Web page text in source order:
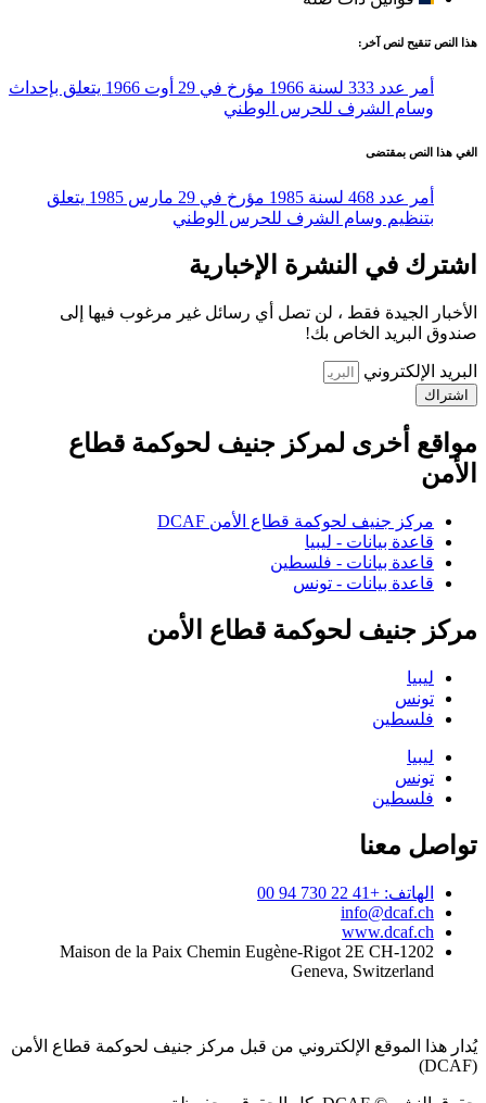
هذا النص تنقيح لنص آخر:
أمر عدد 333 لسنة 1966 مؤرخ في 29 أوت 1966 يتعلق بإحداث
وسام الشرف للحرس الوطني
الغي هذا النص بمقتضى
أمر عدد 468 لسنة 1985 مؤرخ في 29 مارس 1985 يتعلق
بتنظيم وسام الشرف للحرس الوطني
اشترك في النشرة الإخبارية
الأخبار الجيدة فقط ، لن تصل أي رسائل غير مرغوب فيها إلى
صندوق البريد الخاص بك!
البريد الإلكتروني
اشتراك
مواقع أخرى لمركز جنيف لحوكمة قطاع
الأمن
مركز جنيف لحوكمة قطاع الأمن DCAF
قاعدة بيانات - ليبيا
قاعدة بيانات - فلسطين
قاعدة بيانات - تونس
مركز جنيف لحوكمة قطاع الأمن
ليبيا
تونس
فلسطين
ليبيا
تونس
فلسطين
تواصل معنا
الهاتف: +41 22 730 94 00
info@dcaf.ch
www.dcaf.ch
Maison de la Paix Chemin Eugène-Rigot 2E CH-1202
Geneva, Switzerland
يُدار هذا الموقع الإلكتروني من قبل مركز جنيف لحوكمة قطاع الأمن
(DCAF)